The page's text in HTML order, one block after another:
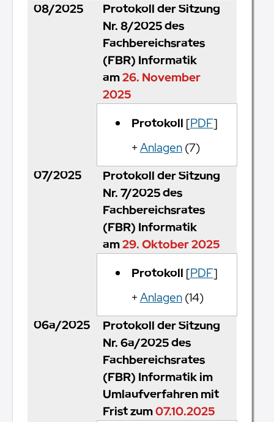
08/2025
Protokoll der Sitzung
Nr. 8/2025 des
Fachbereichsrates
(FBR) Informatik
am26. November
2025
Protokoll [PDF]
+Anlagen(7)
07/2025
Protokoll der Sitzung
Nr. 7/2025 des
Fachbereichsrates
(FBR) Informatik
am29. Oktober 2025
Protokoll [PDF]
+Anlagen(14)
06a/2025
Protokoll der Sitzung
Nr. 6a/2025 des
Fachbereichsrates
(FBR) Informatik im
Umlaufverfahren mit
Frist zum07.10.2025